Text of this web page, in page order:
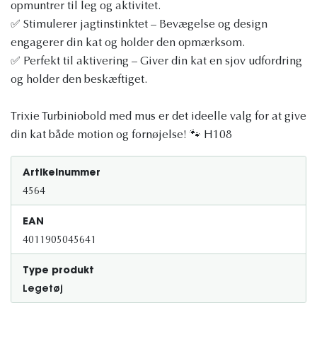
opmuntrer til leg og aktivitet.
✅ Stimulerer jagtinstinktet – Bevægelse og design
engagerer din kat og holder den opmærksom.
✅ Perfekt til aktivering – Giver din kat en sjov udfordring
og holder den beskæftiget.
Trixie Turbiniobold med mus er det ideelle valg for at give
din kat både motion og fornøjelse! 🐾 H108
Artikelnummer
4564
EAN
4011905045641
Type produkt
Legetøj